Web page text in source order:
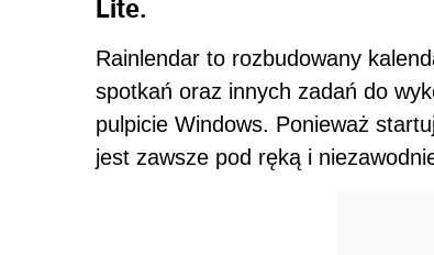
Lite.
Rainlendar to rozbudowany
spotkań oraz innych zadań do
pulpicie Windows. Ponieważ
jest zawsze pod ręką i